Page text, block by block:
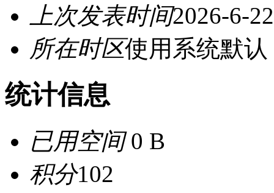
上次发表时间2026-6-
所在时区使用系统默认
统计信息
已用空间0 B
积分102